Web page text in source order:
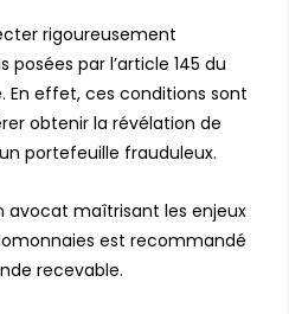
rigoureusement
posées par l’article 145 du
En effet, ces conditions sont
obtenir la révélation de
portefeuille frauduleux.
avocat maîtrisant les enjeux
est recommandé
recevable.